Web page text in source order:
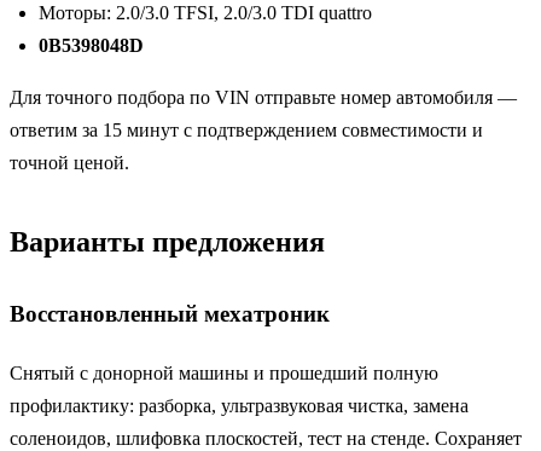
Моторы: 2.0/3.0 TFSI, 2.0/3.0 TDI quattro
0B5398048D
Для точного подбора по VIN отправьте номер автомобиля —
ответим за 15 минут с подтверждением совместимости и
точной ценой.
Варианты предложения
Восстановленный мехатроник
Снятый с донорной машины и прошедший полную
профилактику: разборка, ультразвуковая чистка, замена
соленоидов, шлифовка плоскостей, тест на стенде. Сохраняет